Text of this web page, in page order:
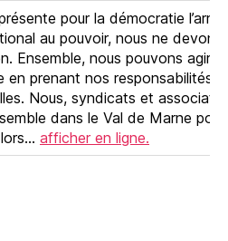
pour la démocratie
au pouvoir, nous ne devons
Ensemble, nous pouvons agir
en prenant nos responsabilités
Nous, syndicats et
dans le Val de Marne pour
afficher en ligne.